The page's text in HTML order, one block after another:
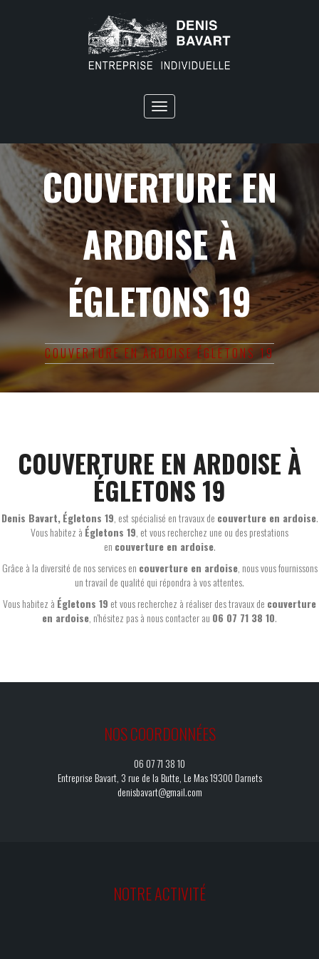
Toggle
navigation
COUVERTURE EN
ARDOISE À
ÉGLETONS 19
COUVERTURE EN ARDOISE ÉGLETONS 19
COUVERTURE EN ARDOISE À
ÉGLETONS 19
Denis Bavart, Égletons 19, est spécialisé en travaux de couverture en ardoise.
Vous habitez à Égletons 19, et vous recherchez une ou des prestations
en couverture en ardoise.
Grâce à la diversité de nos services en couverture en ardoise, nous vous fournissons
un travail de qualité qui répondra à vos attentes.
Vous habitez à Égletons 19 et vous recherchez à réaliser des travaux de couverture
en ardoise, n'hésitez pas à nous contacter au 06 07 71 38 10.
NOS COORDONNÉES
06 07 71 38 10
Entreprise Bavart, 3 rue de la Butte, Le Mas 19300 Darnets
denisbavart@gmail.com
NOTRE ACTIVITÉ